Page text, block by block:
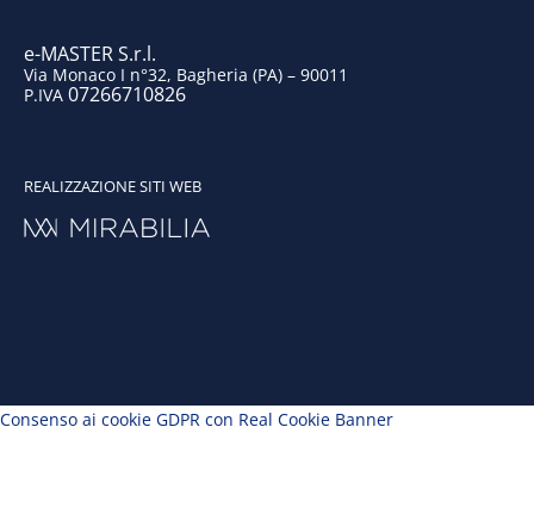
e-MASTER S.r.l.
Via Monaco I n°32, Bagheria (PA) – 90011
P.IVA 07266710826
REALIZZAZIONE SITI WEB
Consenso ai cookie GDPR con Real Cookie Banner